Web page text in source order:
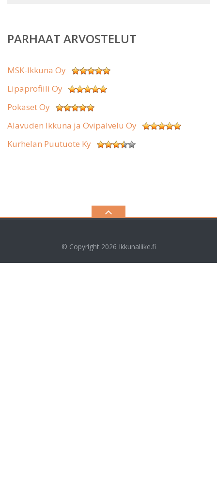
PARHAAT ARVOSTELUT
MSK-Ikkuna Oy
Lipaprofiili Oy
Pokaset Oy
Alavuden Ikkuna ja Ovipalvelu Oy
Kurhelan Puutuote Ky
© Copyright 2026 Ikkunaliike.fi